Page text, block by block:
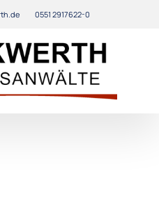
0551 2917622-0